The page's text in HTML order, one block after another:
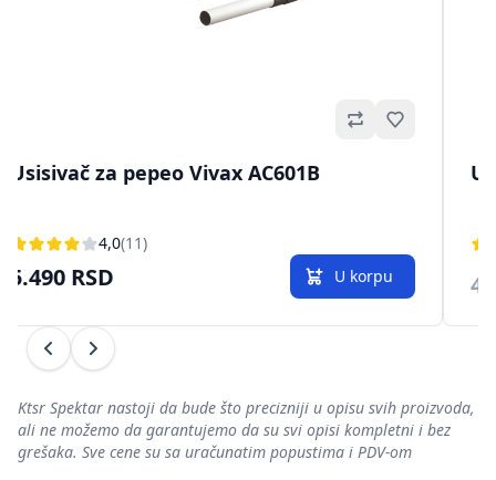
Omiljeno
Usisivač za pepeo Vivax AC601B
4,0(11)
5.490 RSD U korpu
Prethodni
Sledeći
Ktsr Spektar nastoji da bude što precizniji u opisu svih proizvoda,
ali ne možemo da garantujemo da su svi opisi kompletni i bez
grešaka. Sve cene su sa uračunatim popustima i PDV-om